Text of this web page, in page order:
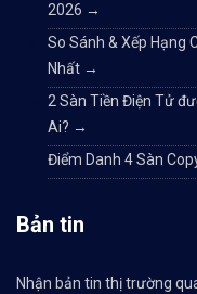
2026 →
So Sánh & Xếp Hạng
Nhất →
2 Sàn Tiền Điện Tử
Ai? →
Điểm Danh 4 Sàn
Bản tin
Nhận bản tin thị trường